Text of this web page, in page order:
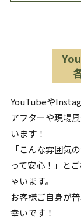
YouTubeや
アフターや現場
います！
「こんな雰囲気
って安心！」と
ゃいます。
お客様ご自身が
幸いです！